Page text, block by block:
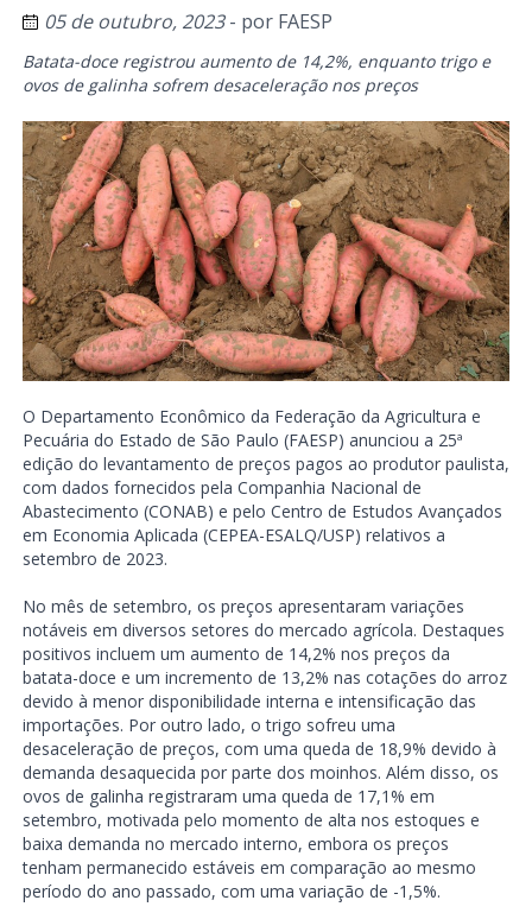
05 de outubro, 2023- por FAESP
Batata-doce registrou aumento de 14,2%, enquanto trigo e
ovos de galinha sofrem desaceleração nos preços
O Departamento Econômico da Federação da Agricultura e
Pecuária do Estado de São Paulo (FAESP) anunciou a 25ª
edição do levantamento de preços pagos ao produtor paulista,
com dados fornecidos pela Companhia Nacional de
Abastecimento (CONAB) e pelo Centro de Estudos Avançados
em Economia Aplicada (CEPEA-ESALQ/USP) relativos a
setembro de 2023.
No mês de setembro, os preços apresentaram variações
notáveis em diversos setores do mercado agrícola. Destaques
positivos incluem um aumento de 14,2% nos preços da
batata-doce e um incremento de 13,2% nas cotações do arroz
devido à menor disponibilidade interna e intensificação das
importações. Por outro lado, o trigo sofreu uma
desaceleração de preços, com uma queda de 18,9% devido à
demanda desaquecida por parte dos moinhos. Além disso, os
ovos de galinha registraram uma queda de 17,1% em
setembro, motivada pelo momento de alta nos estoques e
baixa demanda no mercado interno, embora os preços
tenham permanecido estáveis em comparação ao mesmo
período do ano passado, com uma variação de -1,5%.